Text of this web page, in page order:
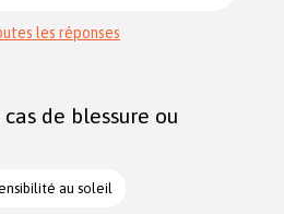
les réponses
de blessure ou
au soleil